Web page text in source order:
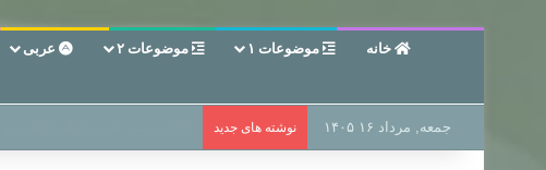
خانه موضوعات ۱ موضوعات ۲ عربی
جمعه, مرداد ۱۶ ۱۴۰۵ نوشته های جدید